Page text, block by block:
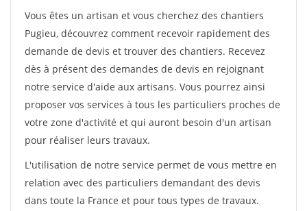
Vous êtes un artisan et vous cherchez des chantiers
Pugieu, découvrez comment recevoir rapidement des
demande de devis et trouver des chantiers. Recevez
dès à présent des demandes de devis en rejoignant
notre service d'aide aux artisans. Vous pourrez ainsi
proposer vos services à tous les particuliers proches de
votre zone d'activité et qui auront besoin d'un artisan
pour réaliser leurs travaux.
L'utilisation de notre service permet de vous mettre en
relation avec des particuliers demandant des devis
dans toute la France et pour tous types de travaux.